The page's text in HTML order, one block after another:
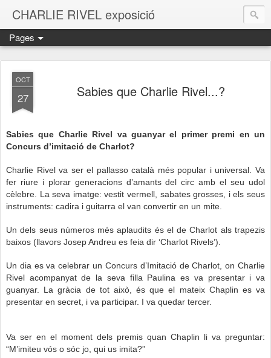
CHARLIE RIVEL exposició
Pages
OCT
27 Sabies que Charlie Rivel...?
Sabies que Charlie Rivel va guanyar el primer premi en un
Concurs d’imitació de Charlot?
Charlie Rivel va ser el pallasso català més popular i universal. Va
fer riure i plorar generacions d’amantsdel circ amb el seu udol
cèlebre. La seva imatge: vestit vermell, sabates grosses, i els seus
instruments: cadira i guitarra el van convertir en un mite.
Un dels seus números més aplaudits és el de Charlot als trapezis
baixos (llavors Josep Andreu es feia dir ‘Charlot Rivels’).
Un dia es va celebrar un Concurs d’Imitació de Charlot, on Charlie
Rivel acompanyat de la seva filla Paulina es va presentar i va
guanyar. La gràcia de tot això, és que el mateix Chaplin es va
presentar en secret, i va participar. I va quedar tercer.
Va ser en el moment dels premis quan Chaplin li va preguntar:
“M’imiteu vós o sóc jo, qui us imita?”